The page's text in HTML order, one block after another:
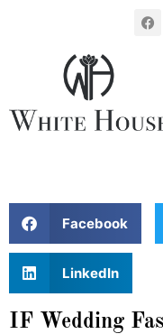
Facebook
LinkedIn
IF Wedding